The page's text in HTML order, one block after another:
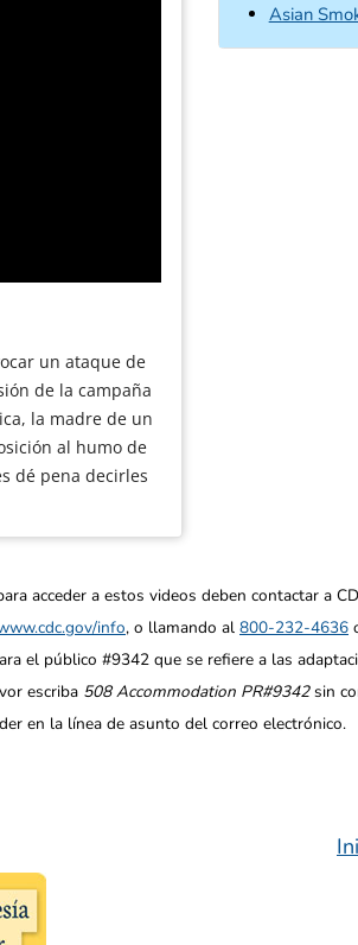
un ataque de
de la campaña
la madre de un
al humo de
dé pena decirles
Asian
acceder a estos videos deben contactar a
info, o llamando al 800-232-4636
el público #9342 que se refiere a las
escriba 508 Accommodation PR#9342sin
en la línea de asunto del correo electrónico.